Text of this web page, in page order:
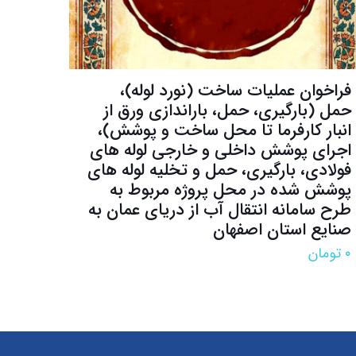
فراخوان عمليات ساخت (نورد لوله)،
حمل (بارگیری، حمل، باراندازی ورق از
انبار کارفرما تا محل ساخت و پوشش)،
اجرای پوشش داخلی و خارجی لوله های
فولادی، بارگیری، حمل و تخلیه لوله های
پوشش شده در محل پروژه مربوط به
طرح سامانه انتقال آب از دریای عمان به
صنایع استان اصفهان
۰ تومان